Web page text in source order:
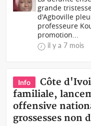
grande
d'Agboville
professeure
promotion...
il y a 7 mois
Info
Côte
familiale,
offensive
grossesses non